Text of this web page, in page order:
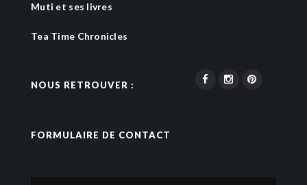
Muti et ses livres
Tea Time Chronicles
NOUS RETROUVER :
FORMULAIRE DE CONTACT